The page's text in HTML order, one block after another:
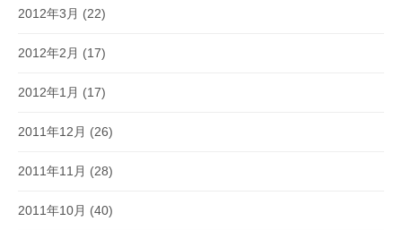
2012年3月 (22)
2012年2月 (17)
2012年1月 (17)
2011年12月 (26)
2011年11月 (28)
2011年10月 (40)